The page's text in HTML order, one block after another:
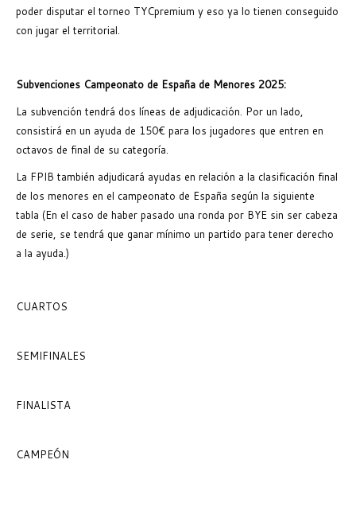
poder disputar el torneo TYCpremium y eso ya lo tienen conseguido
con jugar el territorial.
Subvenciones Campeonato de España de Menores 2025:
La subvención tendrá dos líneas de adjudicación. Por un lado,
consistirá en un ayuda de 150€ para los jugadores que entren en
octavos de final de su categoría.
La FPIB también adjudicará ayudas en relación a la clasificación final
de los menores en el campeonato de España según la siguiente
tabla (En el caso de haber pasado una ronda por BYE sin ser cabeza
de serie, se tendrá que ganar mínimo un partido para tener derecho
a la ayuda.)
CUARTOS
SEMIFINALES
FINALISTA
CAMPEÓN